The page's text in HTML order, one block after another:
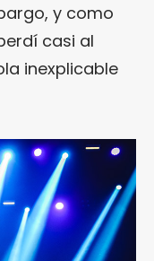
y como
casi al
inexplicable